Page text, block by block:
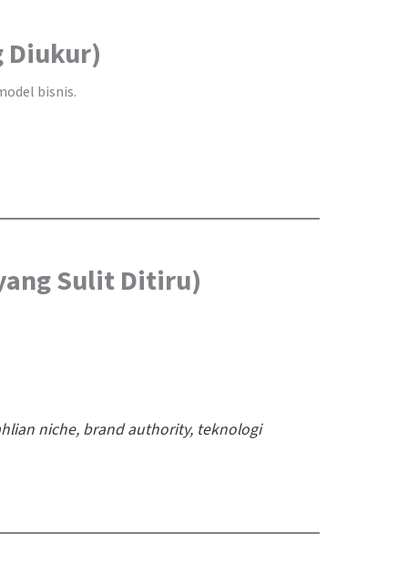
Diukur)
bisnis.
Sulit Ditiru)
niche, brand authority, teknologi